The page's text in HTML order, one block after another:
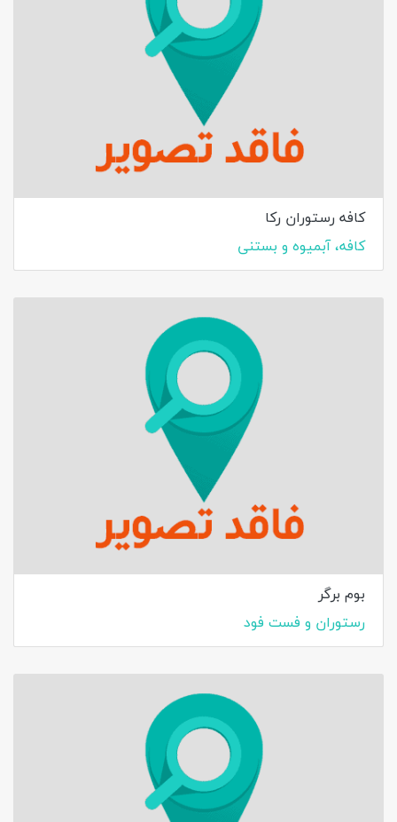
کافه رستوران رکا
کافه، آبمیوه و بستنی
بوم برگر
رستوران و فست فود